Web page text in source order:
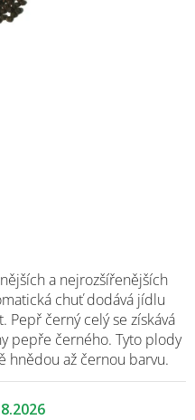
a nejrozšířenějších
chuť dodává jídlu
Pepř černý celý se získává
pepře černého. Tyto plody
hnědou až černou barvu.